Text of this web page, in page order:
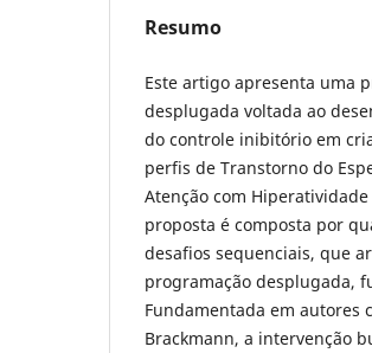
Resumo
Este artigo apresenta uma
desplugada voltada ao
do controle inibitório em
perfis de Transtorno do
Atenção com
proposta é composta por
desafios sequenciais, que
programação desplugada,
Fundamentada em autores
Brackmann, a intervenção